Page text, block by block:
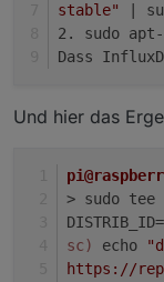
stable"
|
2. sudo
Dass
Und hier das
> sudo
DISTRIB_ID=
sc)
echo
https://